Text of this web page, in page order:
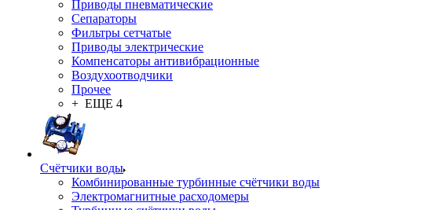
Приводы пневматические
Сепараторы
Фильтры сетчатые
Приводы электрические
Компенсаторы антивибрационные
Воздухоотводчики
Прочее
+ ЕЩЕ 4
Счётчики воды
Комбинированные турбинные счётчики воды
Электромагнитные расходомеры